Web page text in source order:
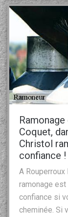
Coquet,
Christol
confiance !
A
ramonage
confiance si
cheminée. Si